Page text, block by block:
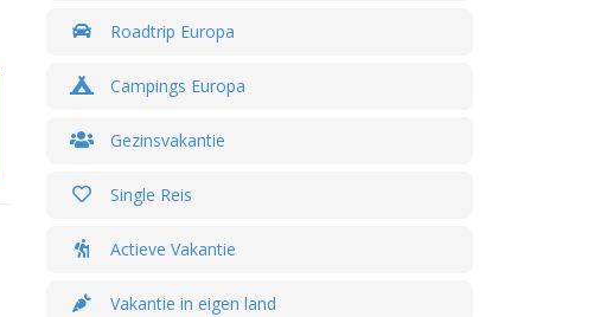
Roadtrip Europa
Campings Europa
Gezinsvakantie
Single Reis
Actieve Vakantie
Vakantie in eigen land